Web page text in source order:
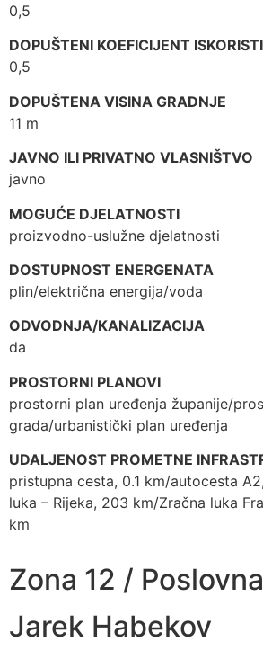
0,5
DOPUŠTENI KOEFICIJENT
0,5
DOPUŠTENA VISINA GRADNJE
11 m
JAVNO ILI PRIVATNO VLASNIŠTVO
javno
MOGUĆE DJELATNOSTI
proizvodno-uslužne djelatnosti
DOSTUPNOST ENERGENATA
plin/električna energija/voda
ODVODNJA/KANALIZACIJA
da
PROSTORNI PLANOVI
prostorni plan uređenja županije/
grada/urbanistički plan uređenja
UDALJENOST PROMETNE
pristupna cesta, 0.1 km/autocesta
luka – Rijeka, 203 km/Zračna luka
km
Zona 12 /
Jarek Habekov